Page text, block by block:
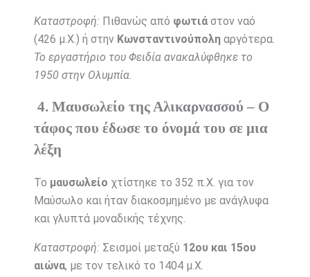
Καταστροφή: Πιθανώς από φωτιάστον ναό
(426 μ.Χ.) ή στην Κωνσταντινούποληαργότερα.
Το εργαστήριο του Φειδία ανακαλύφθηκε το
1950 στην Ολυμπία.
4. Μαυσωλείο της Αλικαρνασσού – Ο
τάφος που έδωσε το όνομά του σε μια
λέξη
Το μαυσωλείο χτίστηκε το 352 π.Χ. για τον
Μαύσωλο και ήταν διακοσμημένο με ανάγλυφα
και γλυπτά μοναδικής τέχνης.
Καταστροφή: Σεισμοί μεταξύ 12ου και 15ου
αιώνα, με τον τελικό το 1404 μ.Χ.